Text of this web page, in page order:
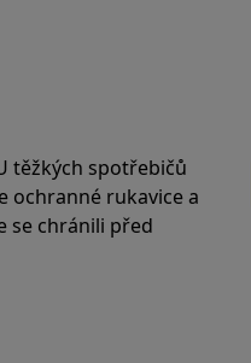
těžkých spotřebičů
ochranné rukavice a
se chránili před